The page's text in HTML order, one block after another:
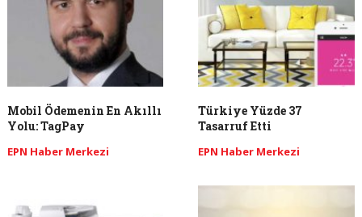
Mobil Ödemenin En Akıllı
Yolu: TagPay
EPN Haber Merkezi
Türkiye Yüzde 37
Tasarruf Etti
EPN Haber Merkezi